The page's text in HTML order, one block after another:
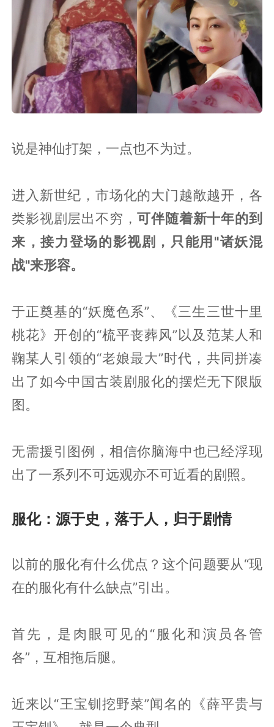
说是神仙打架，一点也不为过。
进入新世纪，市场化的大门越敞越开，各
类影视剧层出不穷，可伴随着新十年的到
来，接力登场的影视剧，只能用"诸妖混
战"来形容。
于正奠基的“妖魔色系”、《三生三世十里
桃花》开创的“梳平丧葬风”以及范某人和
鞠某人引领的“老娘最大”时代，共同拼凑
出了如今中国古装剧服化的摆烂无下限版
图。
无需援引图例，相信你脑海中也已经浮现
出了一系列不可远观亦不可近看的剧照。
服化：源于史，落于人，归于剧情
以前的服化有什么优点？这个问题要从“现
在的服化有什么缺点”引出。
首先，是肉眼可见的“服化和演员各管
各”，互相拖后腿。
近来以“王宝钏挖野菜”闻名的《薛平贵与